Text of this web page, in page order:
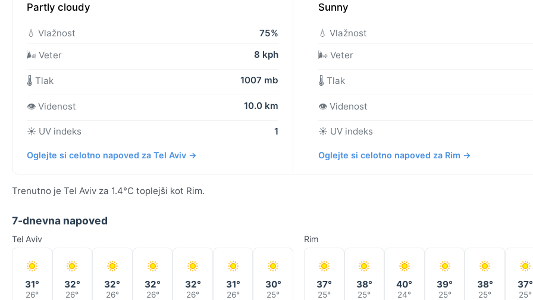
Partly cloudy
💧 Vlažnost
75%
🌬️ Veter
8 kph
🌡️ Tlak 1007 mb
👁️ Videnost 10.0 km
☀️ UV indeks 1
Oglejte si celotno napoved za Tel Aviv →
Sunny
💧 Vlažnost
🌬️ Veter
🌡️ Tlak
👁️ Videnost
☀️ UV indeks
Oglejte si celotno napoved za Rim →
Trenutno je Tel Aviv za 1.4°C toplejši kot Rim.
7-dnevna napoved
Tel Aviv
31°
26°
32°
26°
32°
26°
32°
26°
32°
26°
31°
26°
30°
25°
Rim
37°
25°
38°
25°
40°
24°
39°
25°
38°
25°
37°
25°